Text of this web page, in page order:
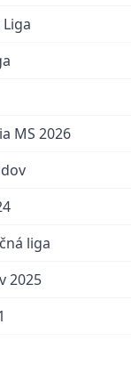
MS 2026
liga
2025
2026.
obhájil
Bratislava k
ohlásil
kroky